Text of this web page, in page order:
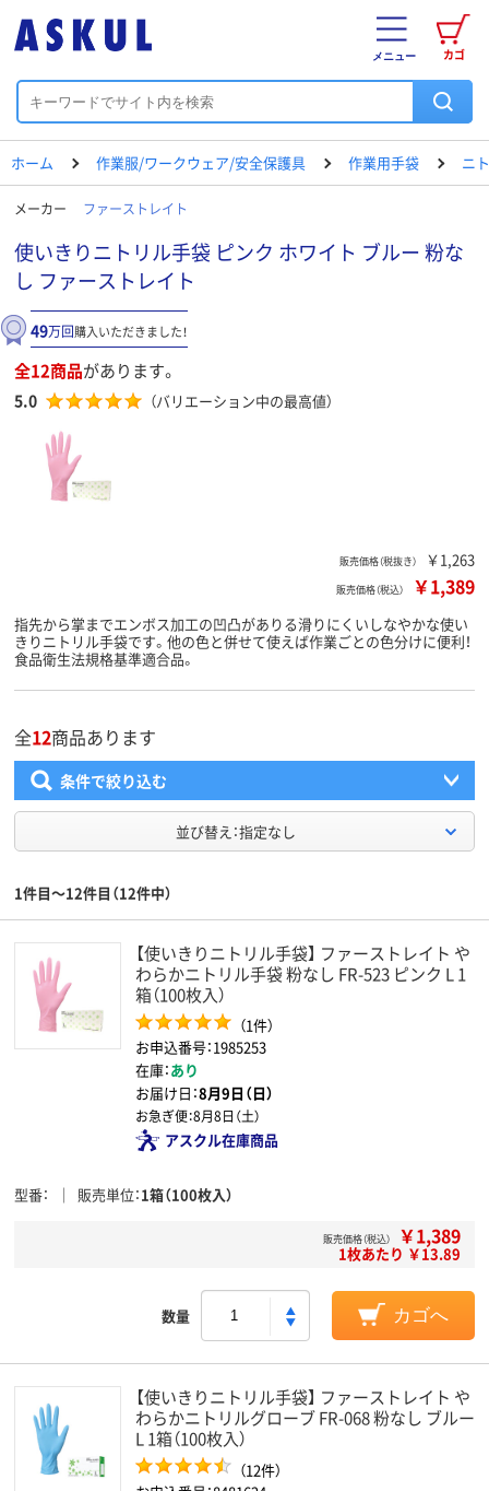
カゴ
メニュー
ホーム 作業服/ワークウェア/安全保護具 作業用手袋 ニ
メーカー ファーストレイト
使いきりニトリル手袋 ピンク ホワイト ブルー 粉な
し ファーストレイト
49万回購入いただきました！
全12商品があります。
5.0 （バリエーション中の最高値）
販売価格（税抜き） ￥1,263
販売価格（税込） ￥1,389
指先から掌までエンボス加工の凹凸がありる滑りにくいしなやかな使い
きりニトリル手袋です。他の色と併せて使えば作業ごとの色分けに便利！
食品衛生法規格基準適合品。
全12商品あります
条件で絞り込む
並び替え：指定なし
1件目～12件目（12件中）
【使いきりニトリル手袋】 ファーストレイト や
わらかニトリル手袋 粉なし FR-523 ピンク L 1
箱（100枚入）
（1件）
お申込番号：1985253
在庫：あり
お届け日：8月9日（日）
お急ぎ便：8月8日（土）
アスクル在庫商品
型番 販売単位 1箱（100枚入）
販売価格（税込） ￥1,389
1枚あたり ￥13.89
数量 カゴへ
【使いきりニトリル手袋】 ファーストレイト や
わらかニトリルグローブ FR-068 粉なし ブルー
L 1箱（100枚入）
（12件）